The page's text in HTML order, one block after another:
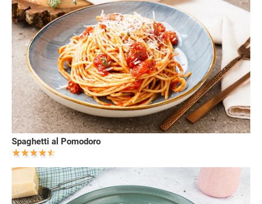
Spaghetti al Pomodoro